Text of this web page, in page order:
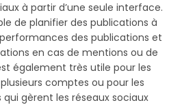
à partir d’une seule interface.
de planifier des publications à
des publications et
en cas de mentions ou de
également très utile pour les
comptes ou pour les
gèrent les réseaux sociaux